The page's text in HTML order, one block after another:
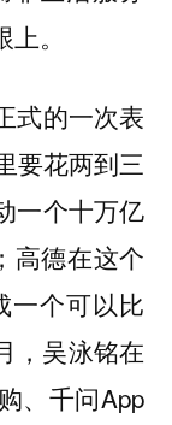
。
式的一次表
要花两到三
一个十万亿
高德在这个
一个可以比
，吴泳铭在
、千问App